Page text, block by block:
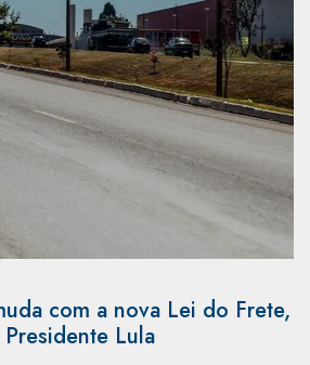
com a nova Lei do Frete,
Lula